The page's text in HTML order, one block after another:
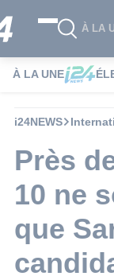
À LA
À LA UNE
i24NEWS
Près
10 ne
que